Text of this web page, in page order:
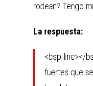
rodean? Tengo
La respuesta:
<bsp-line></
fuertes que